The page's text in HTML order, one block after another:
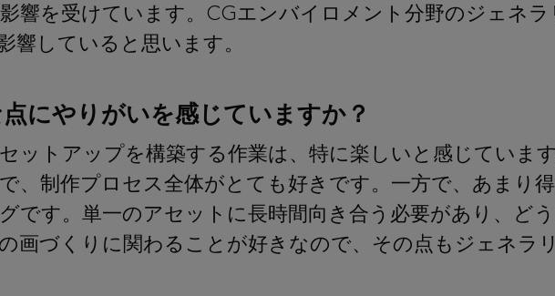
響を受けています。CGエンバイロメント分野のジェネ
響していると思います。
にやりがいを感じていますか？
ットアップを構築する作業は、特に楽しいと感じていま
、制作プロセス全体がとても好きです。一方で、あまり得
です。単一のアセットに長時間向き合う必要があり、ど
画づくりに関わることが好きなので、その点もジェネラ